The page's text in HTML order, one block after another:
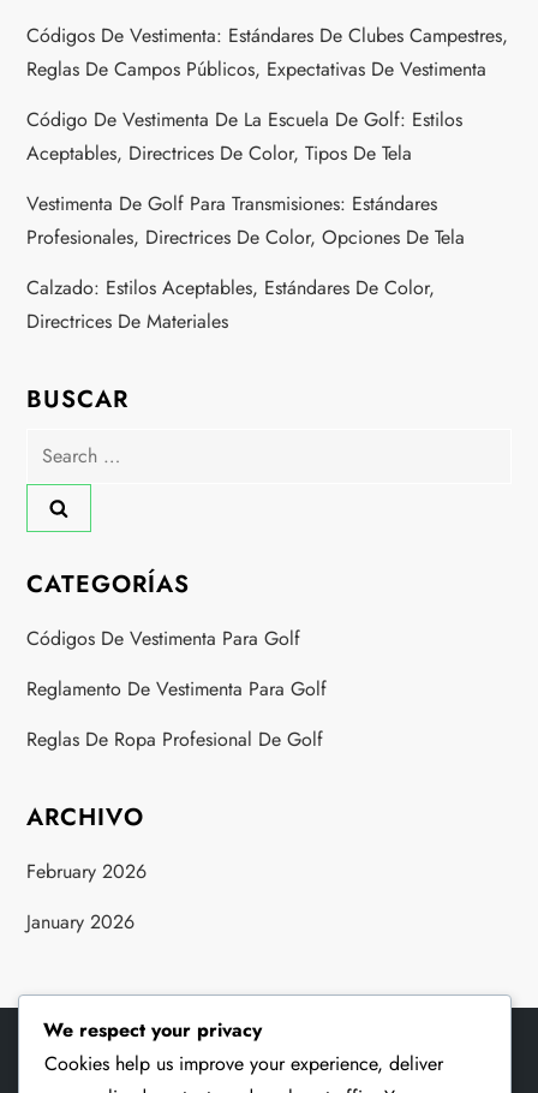
Códigos De Vestimenta: Estándares De Clubes Campestres,
Reglas De Campos Públicos, Expectativas De Vestimenta
Código De Vestimenta De La Escuela De Golf: Estilos
Aceptables, Directrices De Color, Tipos De Tela
Vestimenta De Golf Para Transmisiones: Estándares
Profesionales, Directrices De Color, Opciones De Tela
Calzado: Estilos Aceptables, Estándares De Color,
Directrices De Materiales
BUSCAR
Search
CATEGORÍAS
Códigos De Vestimenta Para Golf
Reglamento De Vestimenta Para Golf
Reglas De Ropa Profesional De Golf
ARCHIVO
February 2026
January 2026
We respect your privacy
Cookies help us improve your experience, deliver